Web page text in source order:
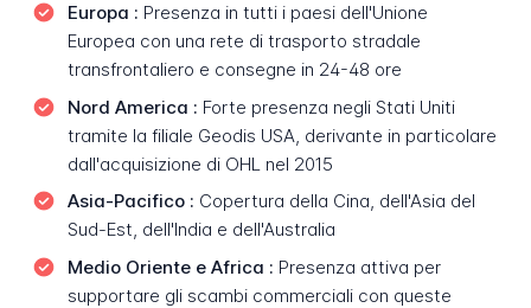
Europa : Presenza in tutti i paesi dell'Unione
Europea con una rete di trasporto stradale
transfrontaliero e consegne in 24-48 ore
Nord America : Forte presenza negli Stati Uniti
tramite la filiale Geodis USA, derivante in particolare
dall'acquisizione di OHL nel 2015
Asia-Pacifico : Copertura della Cina, dell'Asia del
Sud-Est, dell'India e dell'Australia
Medio Oriente e Africa : Presenza attiva per
supportare gli scambi commerciali con queste